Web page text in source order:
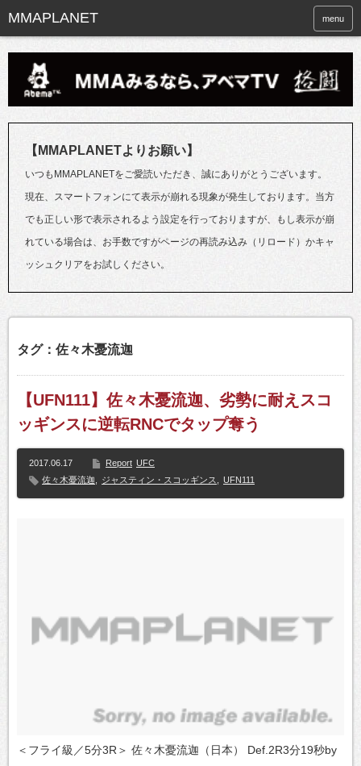
menu
【MMAPLANETよりお願い】
いつもMMAPLANETをご愛読いただき、誠にありがとうございます。
現在、スマートフォンにて表示が崩れる現象が発生しております。当方
でも正しい形で表示されるよう設定を行っておりますが、もし表示が崩
れている場合は、お手数ですがページの再読み込み（リロード）かキャ
ッシュクリアをお試しください。
タグ：佐々木憂流迦
【UFN111】佐々木憂流迦、劣勢に耐えスコ
ッギンスに逆転RNCでタップ奪う
2017.06.17 Report UFC
佐々木憂流迦
ジャスティン・スコッギンス UFN111
＜フライ級／5分3R＞ 佐々木憂流迦（日本） Def.2R3分19秒by